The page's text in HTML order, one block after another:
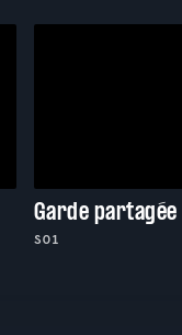
Garde partagée
S01